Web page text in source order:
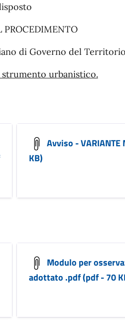
PROCEDIMENTO
di Governo del
urbanistico.
Avviso -
KB)
Modulo per
adottato .pdf (pdf - 70